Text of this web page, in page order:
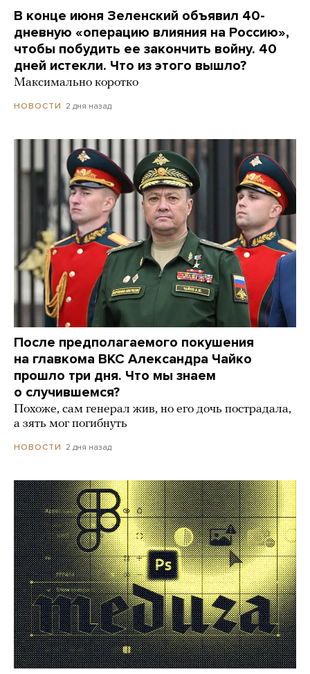
В конце июня Зеленский объявил 40-
дневную «операцию влияния на Россию»,
чтобы побудить ее закончить войну. 40
дней истекли. Что из этого вышло?
Максимально коротко
НОВОСТИ 2 дня назад
После предполагаемого покушения
на главкома ВКС Александра Чайко
прошло три дня. Что мы знаем
о случившемся?
Похоже, сам генерал жив, но его дочь пострадала,
а зять мог погибнуть
НОВОСТИ 2 дня назад